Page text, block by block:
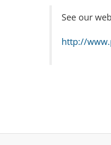
See our
http://